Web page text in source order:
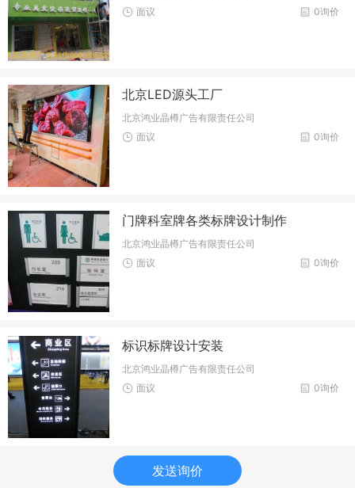
0询价
面议
北京LED源头工厂
北京鸿业晶樽广告有限责任公司
0询价
面议
门牌科室牌各类标牌设计制作
北京鸿业晶樽广告有限责任公司
0询价
面议
标识标牌设计安装
北京鸿业晶樽广告有限责任公司
0询价
面议
发送询价